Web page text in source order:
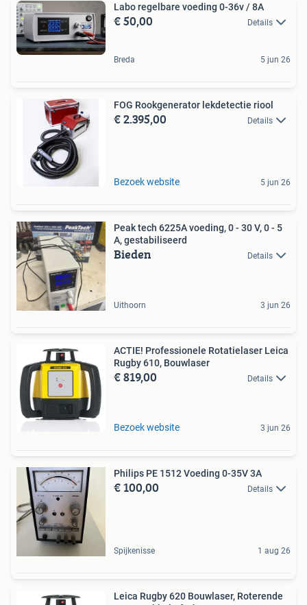
Labo regelbare voeding 0-36v / 8A
€ 50,00 Details
Breda 5 jun 26
FOG Rookgenerator lekdetectie riool
€ 2.395,00 Details
Bezoek website 5 jun 26
Peak tech 6225A voeding, 0 - 30 V, 0 - 5
A, gestabiliseerd
Bieden Details
Uithoorn 3 jun 26
ACTIE! Professionele Rotatielaser Leica
Rugby 610, Bouwlaser
€ 819,00 Details
Bezoek website 3 jun 26
Philips PE 1512 Voeding 0-35V 3A
€ 100,00 Details
Spijkenisse 1 aug 26
Leica Rugby 620 Bouwlaser, Roterende